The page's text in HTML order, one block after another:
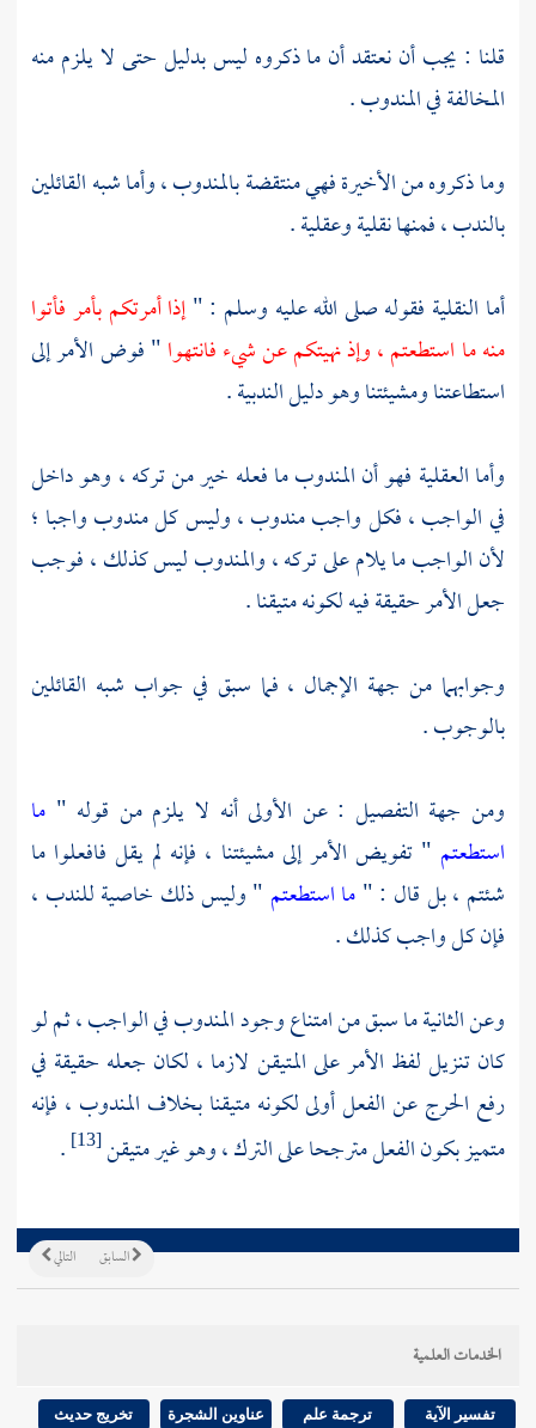
قلنا : يجب أن نعتقد أن ما ذكروه ليس بدليل حتى لا يلزم منه
المخالفة في المندوب .
وما ذكروه من الأخيرة فهي منتقضة بالمندوب ، وأما شبه القائلين
بالندب ، فمنها نقلية وعقلية .
أما النقلية فقوله صلى الله عليه وسلم : "إذا أمرتكم بأمر فأتوا
منه ما استطعتم ، وإذ نهيتكم عن شيء فانتهوا" فوض الأمر إلى
استطاعتنا ومشيئتنا وهو دليل الندبية .
وأما العقلية فهو أن المندوب ما فعله خير من تركه ، وهو داخل
في الواجب ، فكل واجب مندوب ، وليس كل مندوب واجبا ؛
لأن الواجب ما يلام على تركه ، والمندوب ليس كذلك ، فوجب
جعل الأمر حقيقة فيه لكونه متيقنا .
وجوابهما من جهة الإجمال ، فما سبق في جواب شبه القائلين
بالوجوب .
ومن جهة التفصيل : عن الأولى أنه لا يلزم من قوله " ما
استطعتم " تفويض الأمر إلى مشيئتنا ، فإنه لم يقل فافعلوا ما
شئتم ، بل قال : "ما استطعتم " وليس ذلك خاصية للندب ،
فإن كل واجب كذلك .
وعن الثانية ما سبق من امتناع وجود المندوب في الواجب ، ثم لو
كان تنزيل لفظ الأمر على المتيقن لازما ، لكان جعله حقيقة في
رفع الحرج عن الفعل أولى لكونه متيقنا بخلاف المندوب ، فإنه
متميز بكون الفعل مترجحا على الترك ، وهو غير متيقن[13]
.
التالي السابق
الخدمات العلمية
تفسير الآية ترجمة علم عناوين الشجرة تخريج حديث